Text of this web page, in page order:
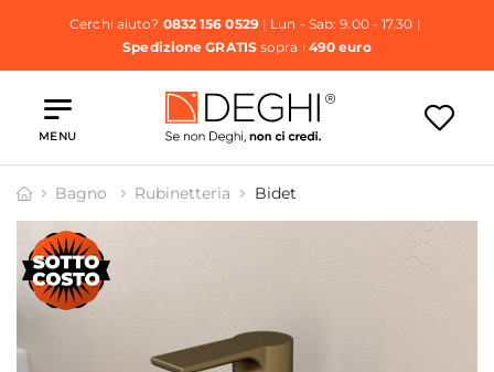
Cerchi aiuto? 0832 156 0529| Lun - Sab: 9.00 - 17.30 |
Spedizione GRATISsopra i 490 euro
MENU
Bagno Rubinetteria Bidet